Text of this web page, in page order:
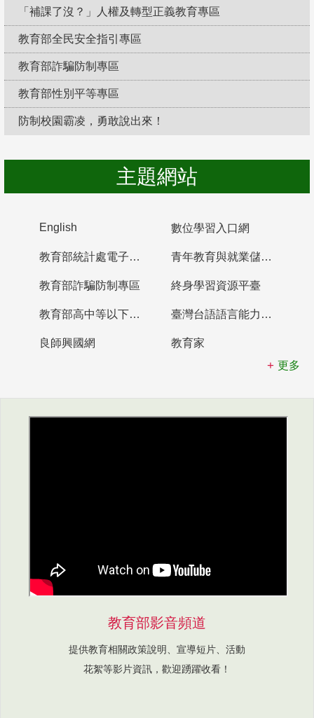
「補課了沒？」人權及轉型正義教育專區
教育部全民安全指引專區
教育部詐騙防制專區
教育部性別平等專區
防制校園霸凌，勇敢說出來！
主題網站
English 數位學習入口網
教育部統計處電子書櫃 青年教育與就業儲蓄帳戶
教育部詐騙防制專區 終身學習資源平臺
教育部高中等以下學校及幼兒園教師資格檢定考試 臺灣台語語言能力認證網站
良師興國網
教育家
更多
教育部影音頻道
提供教育相關政策說明、宣導短片、活動
花絮等影片資訊，歡迎踴躍收看！